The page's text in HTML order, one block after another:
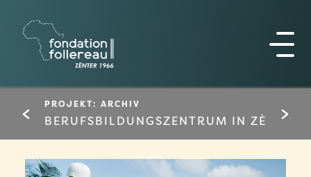
PROJEKT: ARCHIV
BERUFSBILDUNGSZENTRUM IN ZÈ